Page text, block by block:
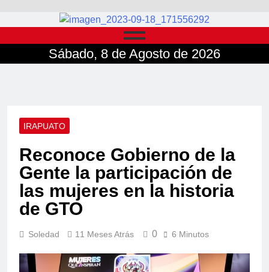
Sábado, 8 de Agosto de 2026
IRAPUATO
Reconoce Gobierno de la
Gente la participación de
las mujeres en la historia
de GTO
Soledad 11 Meses Atrás 0 6 Minutos